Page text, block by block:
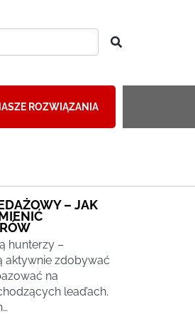
ROZWIĄZANIA
– JAK
hunterzy –
aktywnie zdobywać
na
lead’ach.